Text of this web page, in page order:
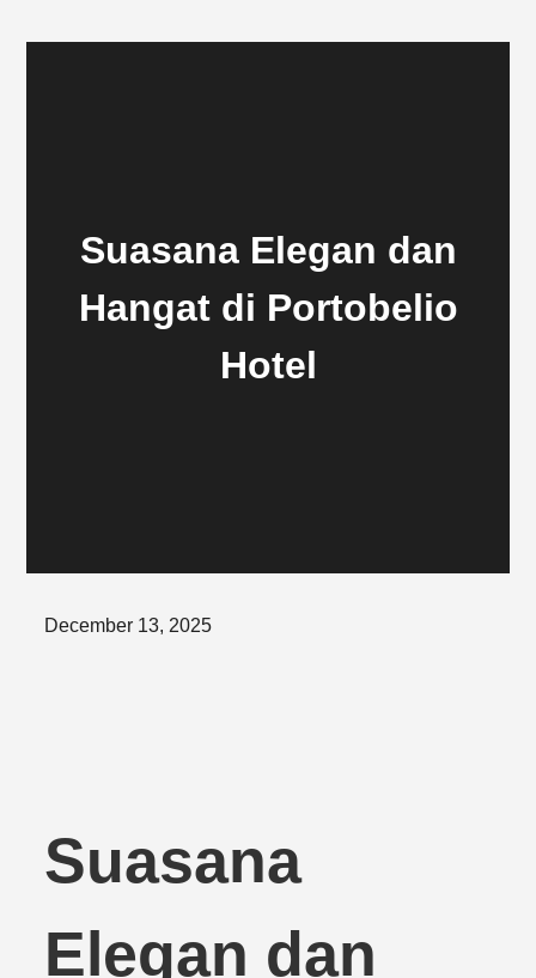
Suasana Elegan dan
Hangat di Portobelio
Hotel
Posted
December 13, 2025
Suasana
Elegan dan